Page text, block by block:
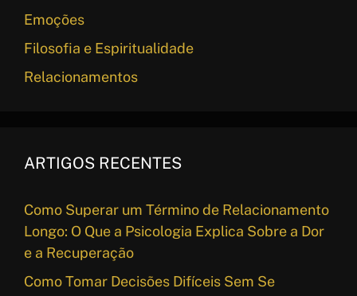
Emoções
Filosofia e Espiritualidade
Relacionamentos
ARTIGOS RECENTES
Como Superar um Término de Relacionamento
Longo: O Que a Psicologia Explica Sobre a Dor
e a Recuperação
Como Tomar Decisões Difíceis Sem Se